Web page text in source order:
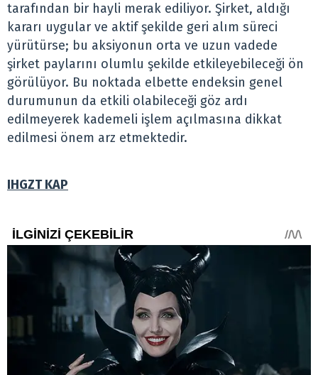
tarafından bir hayli merak ediliyor. Şirket, aldığı
kararı uygular ve aktif şekilde geri alım süreci
yürütürse; bu aksiyonun orta ve uzun vadede
şirket paylarını olumlu şekilde etkileyebileceği ön
görülüyor. Bu noktada elbette endeksin genel
durumunun da etkili olabileceği göz ardı
edilmeyerek kademeli işlem açılmasına dikkat
edilmesi önem arz etmektedir.
IHGZT KAP